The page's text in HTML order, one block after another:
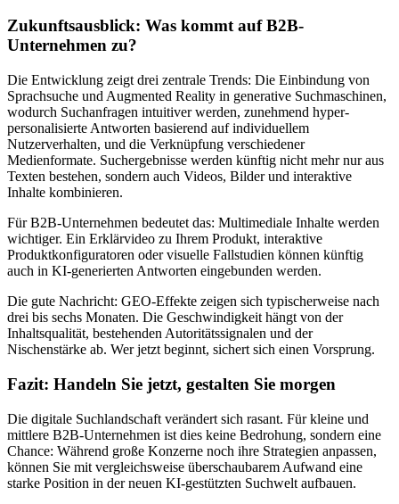
Zukunftsausblick: Was kommt auf B2B-
Unternehmen zu?
Die Entwicklung zeigt drei zentrale Trends: Die Einbindung von
Sprachsuche und Augmented Reality in generative Suchmaschinen,
wodurch Suchanfragen intuitiver werden, zunehmend hyper-
personalisierte Antworten basierend auf individuellem
Nutzerverhalten, und die Verknüpfung verschiedener
Medienformate. Suchergebnisse werden künftig nicht mehr nur aus
Texten bestehen, sondern auch Videos, Bilder und interaktive
Inhalte kombinieren.
Für B2B-Unternehmen bedeutet das: Multimediale Inhalte werden
wichtiger. Ein Erklärvideo zu Ihrem Produkt, interaktive
Produktkonfiguratoren oder visuelle Fallstudien können künftig
auch in KI-generierten Antworten eingebunden werden.
Die gute Nachricht: GEO-Effekte zeigen sich typischerweise nach
drei bis sechs Monaten. Die Geschwindigkeit hängt von der
Inhaltsqualität, bestehenden Autoritätssignalen und der
Nischenstärke ab. Wer jetzt beginnt, sichert sich einen Vorsprung.
Fazit: Handeln Sie jetzt, gestalten Sie morgen
Die digitale Suchlandschaft verändert sich rasant. Für kleine und
mittlere B2B-Unternehmen ist dies keine Bedrohung, sondern eine
Chance: Während große Konzerne noch ihre Strategien anpassen,
können Sie mit vergleichsweise überschaubarem Aufwand eine
starke Position in der neuen KI-gestützten Suchwelt aufbauen.